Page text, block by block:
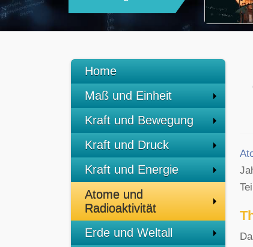
Home
Maß und Einheit
Kraft und Bewegung
Kraft und Druck
Kraft und Energie
Atome und
Radioaktivität
Erde und Weltall